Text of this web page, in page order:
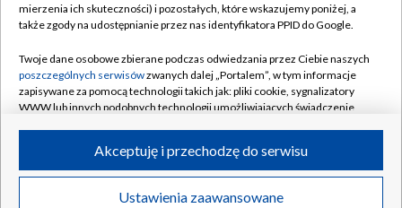
Naziemna Telewizja Cyfrowa
Rada Programowa
System NOS
Informacje o nadawcy
Program dla prasy
Pomoc
Kontakt
Kanały
©2026 Telewizja Polska S.A. w likwidacji
mierzenia ich skuteczności) i pozostałych, które wskazujemy poniżej, a
także zgody na udostępnianie przez nas identyfikatora PPID do Google.
Twoje dane osobowe zbierane podczas odwiedzania przez Ciebie naszych
poszczególnych serwisówzwanych dalej „Portalem”, w tym informacje
zapisywane za pomocą technologii takich jak: pliki cookie, sygnalizatory
WWW lub innych podobnych technologii umożliwiających świadczenie
ruchu w Internecie.
Twoje dane osobowe zbierane podczas odwiedzania przez Ciebie
Ustawienia zaawansowane
Akceptuję i przechodzę do serwisu